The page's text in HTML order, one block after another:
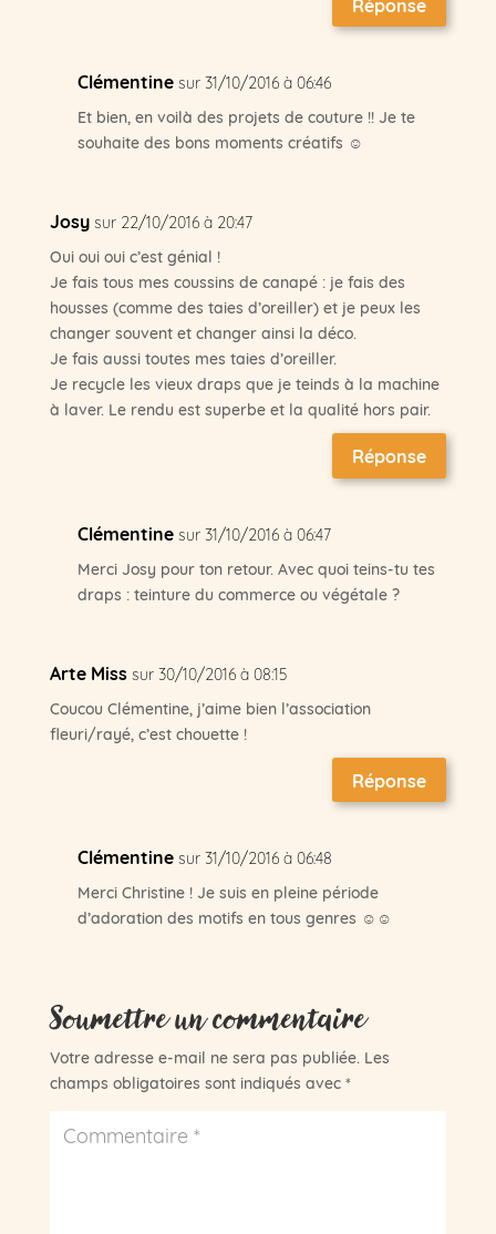
Clémentine sur 31/10/2016 à 06:46
Et bien, en voilà des projets de couture !! Je te
souhaite des bons moments créatifs ☺
Josy sur 22/10/2016 à 20:47
Oui oui oui c’est génial !
Je fais tous mes coussins de canapé : je fais des
housses (comme des taies d’oreiller) et je peux les
changer souvent et changer ainsi la déco.
Je fais aussi toutes mes taies d’oreiller.
Je recycle les vieux draps que je teinds à la machine
à laver. Le rendu est superbe et la qualité hors pair.
Réponse
Clémentine sur 31/10/2016 à 06:47
Merci Josy pour ton retour. Avec quoi teins-tu tes
draps : teinture du commerce ou végétale ?
Arte Miss sur 30/10/2016 à 08:15
Coucou Clémentine, j’aime bien l’association
fleuri/rayé, c’est chouette !
Réponse
Clémentine sur 31/10/2016 à 06:48
Merci Christine ! Je suis en pleine période
d’adoration des motifs en tous genres ☺☺
Soumettre un commentaire
Votre adresse e-mail ne sera pas publiée. Les
champs obligatoires sont indiqués avec *